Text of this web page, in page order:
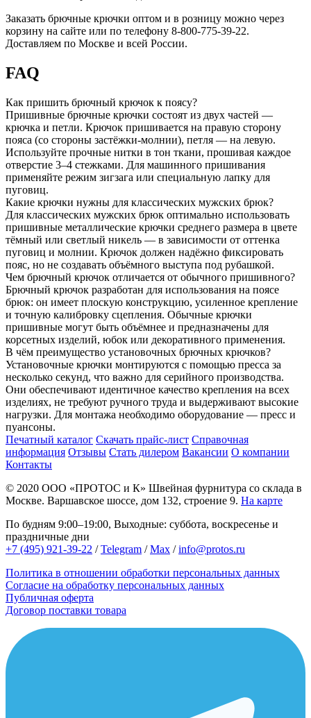
Заказать брючные крючки оптом и в розницу можно через
корзину на сайте или по телефону 8-800-775-39-22.
Доставляем по Москве и всей России.
FAQ
Как пришить брючный крючок к поясу?
Пришивные брючные крючки состоят из двух частей —
крючка и петли. Крючок пришивается на правую сторону
пояса (со стороны застёжки-молнии), петля — на левую.
Используйте прочные нитки в тон ткани, прошивая каждое
отверстие 3–4 стежками. Для машинного пришивания
применяйте режим зигзага или специальную лапку для
пуговиц.
Какие крючки нужны для классических мужских брюк?
Для классических мужских брюк оптимально использовать
пришивные металлические крючки среднего размера в цвете
тёмный или светлый никель — в зависимости от оттенка
пуговиц и молнии. Крючок должен надёжно фиксировать
пояс, но не создавать объёмного выступа под рубашкой.
Чем брючный крючок отличается от обычного пришивного?
Брючный крючок разработан для использования на поясе
брюк: он имеет плоскую конструкцию, усиленное крепление
и точную калибровку сцепления. Обычные крючки
пришивные могут быть объёмнее и предназначены для
корсетных изделий, юбок или декоративного применения.
В чём преимущество установочных брючных крючков?
Установочные крючки монтируются с помощью пресса за
несколько секунд, что важно для серийного производства.
Они обеспечивают идентичное качество крепления на всех
изделиях, не требуют ручного труда и выдерживают высокие
нагрузки. Для монтажа необходимо оборудование — пресс и
пуансоны.
Печатный каталог Скачать прайс-лист Справочная
информация Отзывы Стать дилером Вакансии О компании
Контакты
© 2020 ООО «ПРОТОС и К» Швейная фурнитура со склада в
Москве. Варшавское шоссе, дом 132, строение 9. На карте
По будням 9:00–19:00, Выходные: суббота, воскресенье и
праздничные дни
+7 (495) 921-39-22 /Telegram /Max /info@protos.ru
Политика в отношении обработки персональных данных
Согласие на обработку персональных данных
Публичная оферта
Договор поставки товара